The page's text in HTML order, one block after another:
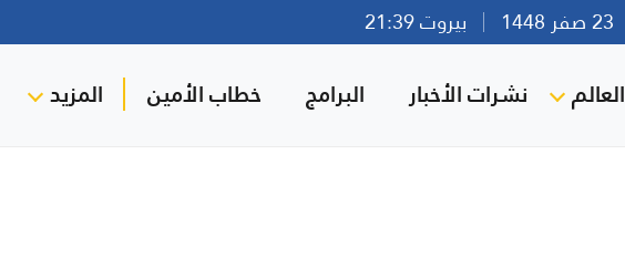
بيروت 21:39
العالم نشرات الأخبار البرامج خطاب الأمين المزيد